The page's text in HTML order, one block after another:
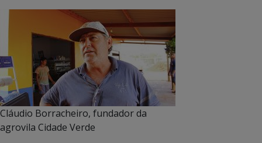
Cláudio Borracheiro, fundador da
agrovila Cidade Verde